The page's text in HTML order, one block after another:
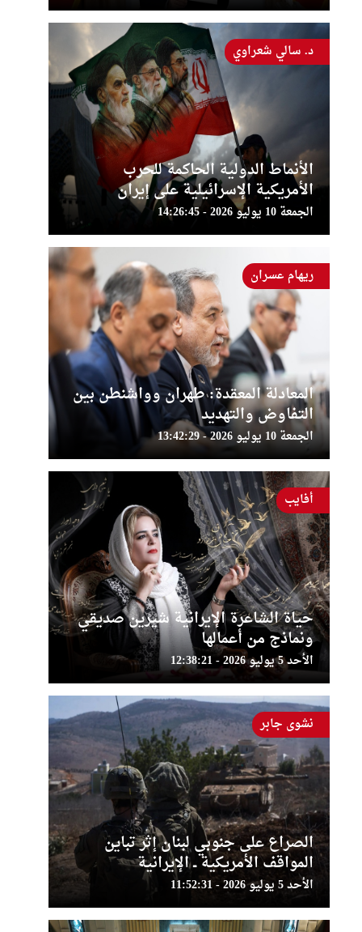
الأنماط الدولية الحاكمة للحرب
الأمريكية الإسرائيلية على إيران
الجمعة 10 يوليو 2026 - 14:26:45
د. سالي شعراوي
المعادلة المعقدة: طهران وواشنطن بين
التفاوض والتهديد
الجمعة 10 يوليو 2026 - 13:42:29
ريهام عسران
حياة الشاعرة الإيرانية شيرين صديقي
ونماذج من أعمالها
الأحد 5 يوليو 2026 - 12:38:21
أفايب
الصراع على جنوبي لبنان إثر تباين
المواقف الأمريكية ــ الإيرانية
الأحد 5 يوليو 2026 - 11:52:31
نشوى جابر